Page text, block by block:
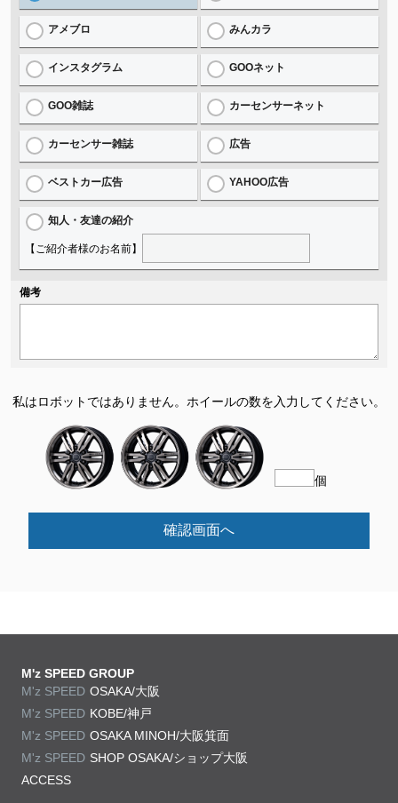
アメブロ みんカラ
インスタグラム GOOネット
GOO雑誌 カーセンサーネット
カーセンサー雑誌 広告
ベストカー広告 YAHOO広告
知人・友達の紹介
【ご紹介者様のお名前】
備考
私はロボットではありません。 ホイールの数を入力してください。
個
確認画面へ
M'z SPEED GROUP
M'z SPEED OSAKA/大阪
M'z SPEED KOBE/神戸
M'z SPEED OSAKA MINOH/大阪箕面
M'z SPEED SHOP OSAKA/ショップ大阪
ACCESS